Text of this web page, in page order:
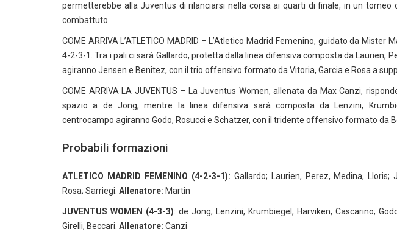
permetterebbe alla Juventus di rilanciarsi nella corsa ai quarti di finale, in un torneo
combattuto.
COME ARRIVA L’ATLETICO MADRID – L’Atletico Madrid Femenino, guidato da Mister
4-2-3-1. Tra i pali ci sarà Gallardo, protetta dalla linea difensiva composta da Laurien,
agiranno Jensen e Benitez, con il trio offensivo formato da Vitoria, Garcia e Rosa a
COME ARRIVA LA JUVENTUS – La Juventus Women, allenata da Max Canzi,
spazio a de Jong, mentre la linea difensiva sarà composta da Lenzini,
centrocampo agiranno Godo, Rosucci e Schatzer, con il tridente offensivo formato da
Probabili formazioni
ATLETICO MADRID FEMENINO (4-2-3-1): Gallardo; Laurien, Perez, Medina, Lloris;
Rosa; Sarriegi. Allenatore: Martin
JUVENTUS WOMEN (4-3-3): de Jong; Lenzini, Krumbiegel, Harviken, Cascarino;
Girelli, Beccari. Allenatore: Canzi